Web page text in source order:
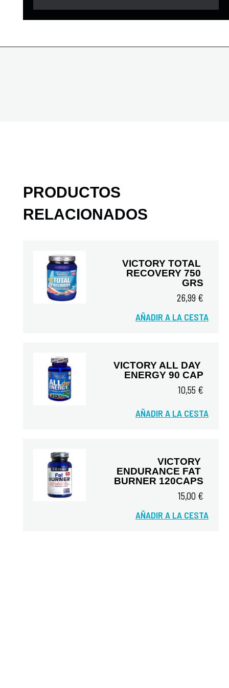
PRODUCTOS
RELACIONADOS
VICTORY TOTAL
RECOVERY 750
GRS
26,99 €
AÑADIR A LA CESTA
VICTORY ALL DAY
ENERGY 90 CAP
10,55 €
AÑADIR A LA CESTA
VICTORY
ENDURANCE FAT
BURNER 120CAPS
15,00 €
AÑADIR A LA CESTA